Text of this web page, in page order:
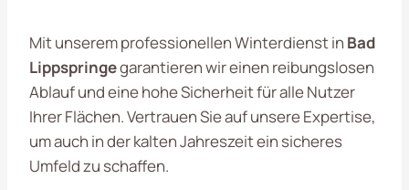
Mit unserem professionellen Winterdienst in Bad
Lippspringegarantieren wir einen reibungslosen
Ablauf und eine hohe Sicherheit für alle Nutzer
Ihrer Flächen. Vertrauen Sie auf unsere Expertise,
um auch in der kalten Jahreszeit ein sicheres
Umfeld zu schaffen.